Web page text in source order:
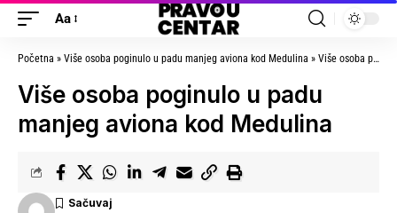
Aa
Početna » Više osoba poginulo u padu manjeg aviona kod Medulina » Više osoba poginulo u padu manjeg aviona kod Medulina
Više osoba poginulo u padu
manjeg aviona kod Medulina